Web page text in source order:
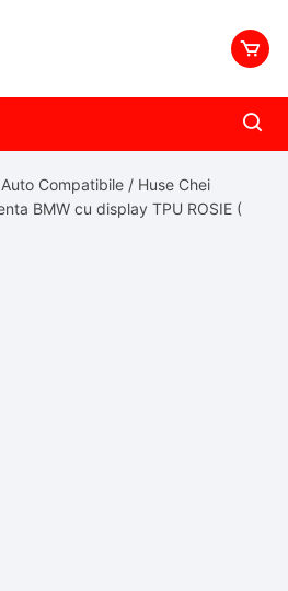
Compatibile / Huse Chei
BMW cu display TPU ROSIE (